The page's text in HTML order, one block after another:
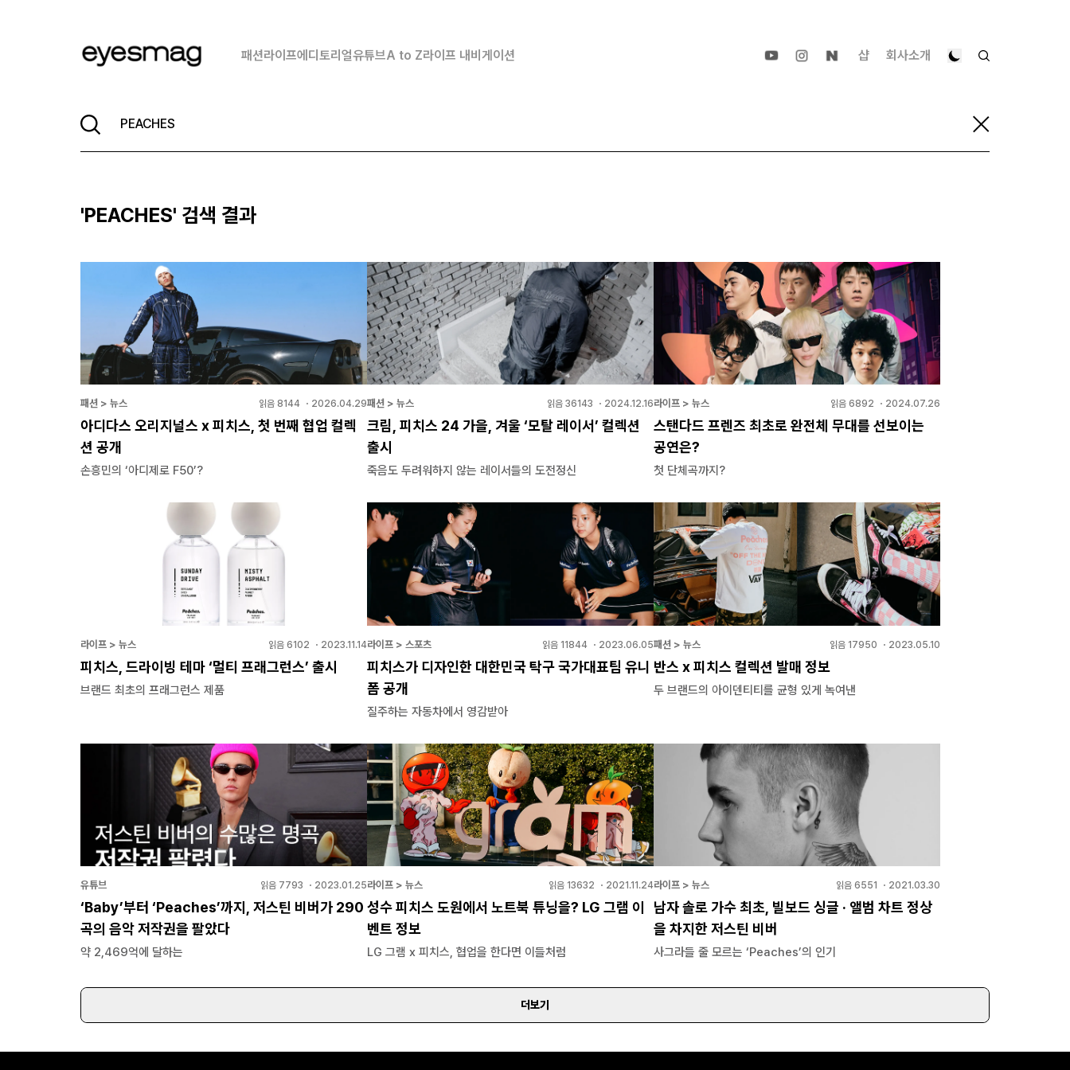
패션라이프에디토리얼유튜브A to Z라이프 내비게이션 샵 회사소개
'PEACHES' 검색 결과
패션 > 뉴스 읽음 8144・ 2026.04.29
아디다스 오리지널스 x 피치스, 첫 번째 협업 컬렉
션 공개
손흥민의 ‘아디제로 F50’?
패션 > 뉴스 읽음 36143 ・ 2024.12.16
크림, 피치스 24 가을, 겨울 ‘모탈 레이서’ 컬렉션
출시
죽음도 두려워하지 않는 레이서들의 도전정신
라이프 > 뉴스 읽음 6892 ・ 2024.07.26
스탠다드 프렌즈 최초로 완전체 무대를 선보이는
공연은?
첫 단체곡까지?
라이프 > 뉴스 읽음 6102 ・ 2023.11.14
피치스, 드라이빙 테마 ‘멀티 프래그런스’ 출시
브랜드 최초의 프래그런스 제품
라이프 > 스포츠 읽음 11844・ 2023.06.05
피치스가 디자인한 대한민국 탁구 국가대표팀 유니
폼 공개
질주하는 자동차에서 영감받아
패션 > 뉴스 읽음 17950 ・ 2023.05.10
반스 x 피치스 컬렉션 발매 정보
두 브랜드의 아이덴티티를 균형 있게 녹여낸
유튜브 읽음 7793 ・ 2023.01.25
‘Baby’부터 ‘Peaches’까지, 저스틴 비버가 290
곡의 음악 저작권을 팔았다
약 2,469억에 달하는
라이프 > 뉴스 읽음 13632 ・ 2021.11.24
성수 피치스 도원에서 노트북 튜닝을? LG 그램 이
벤트 정보
LG 그램 x 피치스, 협업을 한다면 이들처럼
라이프 > 뉴스 읽음 6551 ・ 2021.03.30
남자 솔로 가수 최초, 빌보드 싱글 · 앨범 차트 정상
을 차지한 저스틴 비버
사그라들 줄 모르는 ‘Peaches’의 인기
더보기